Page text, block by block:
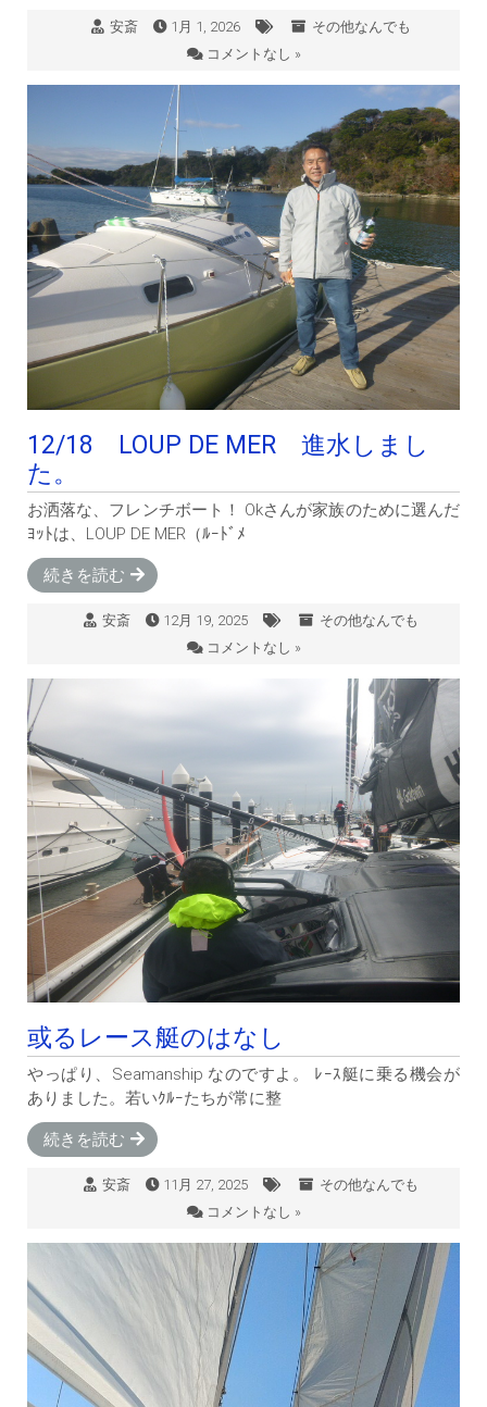
安斎 1月 1, 2026
その他なんでも
コメントなし »
12/18 LOUP DE MER 進水しまし
た。
お洒落な、フレンチボート！ Okさんが家族のために選んだ
ﾖｯﾄは、LOUP DE MER（ﾙｰﾄﾞﾒ
続きを読む
安斎 12月 19, 2025
その他なんでも
コメントなし »
或るレース艇のはなし
やっぱり、Seamanship なのですよ。 ﾚｰｽ艇に乗る機会が
ありました。若いｸﾙｰたちが常に整
続きを読む
安斎 11月 27, 2025
その他なんでも
コメントなし »